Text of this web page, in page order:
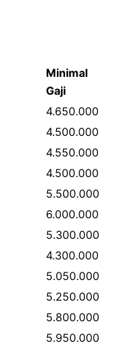
Minimal
Gaji
4.650.000
4.500.000
4.550.000
4.500.000
5.500.000
6.000.000
5.300.000
4.300.000
5.050.000
5.250.000
5.800.000
5.950.000